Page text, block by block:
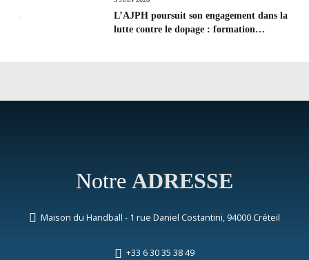
L’AJPH poursuit son engagement dans la
lutte contre le dopage : formation
Notre ADRESSE
Maison du Handball - 1 rue Daniel Costantini, 94000 Créteil
+33 6 30 35 38 49